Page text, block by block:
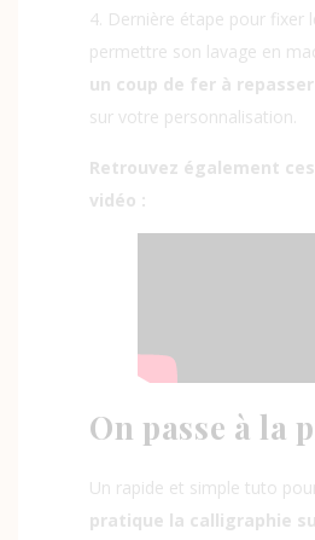
Dernière étape pour fixer
permettre son lavage en
un coup de fer à repasser
sur votre personnalisation.
Retrouvez également
vidéo :
On passe à la
Un rapide et simple tuto
pratique la calligraphie